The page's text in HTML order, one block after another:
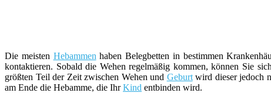
Die meisten Hebammen haben Belegbetten in bestimmen
kontaktieren. Sobald die Wehen regelmäßig kommen, können Sie
größten Teil der Zeit zwischen Wehen und Geburtwird dieser jedoch
am Ende die Hebamme, die IhrKind entbinden wird.